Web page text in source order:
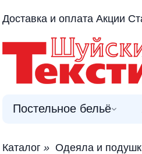
Доставка и оплата Акции
Постельное бельё
Каталог » Одеяла и